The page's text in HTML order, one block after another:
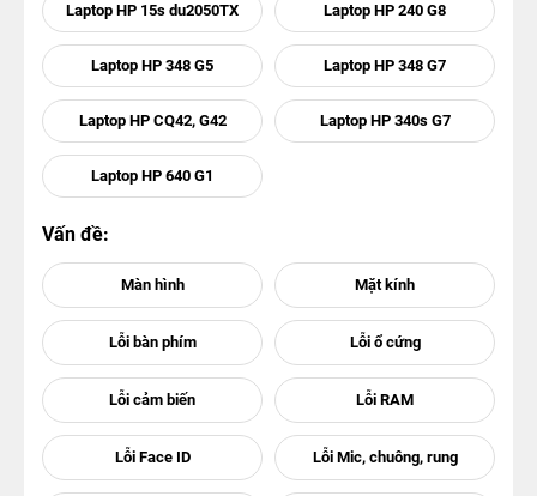
Laptop HP 15s du2050TX Laptop HP 240 G8
Laptop HP 348 G5 Laptop HP 348 G7
Laptop HP CQ42, G42 Laptop HP 340s G7
Laptop HP 640 G1
Vấn đề: